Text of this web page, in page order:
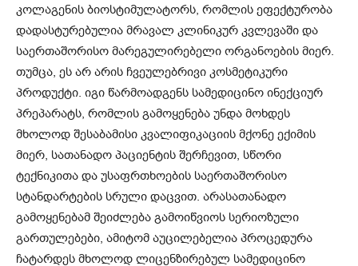
კოლაგენის ბიოსტიმულატორს, რომლის ეფექტურობა
დადასტურებულია მრავალ კლინიკურ კვლევაში და
საერთაშორისო მარეგულირებელი ორგანოების მიერ.
თუმცა, ეს არ არის ჩვეულებრივი კოსმეტიკური
პროდუქტი. იგი წარმოადგენს სამედიცინო ინექციურ
პრეპარატს, რომლის გამოყენება უნდა მოხდეს
მხოლოდ შესაბამისი კვალიფიკაციის მქონე ექიმის
მიერ, სათანადო პაციენტის შერჩევით, სწორი
ტექნიკითა და უსაფრთხოების საერთაშორისო
სტანდარტების სრული დაცვით. არასათანადო
გამოყენებამ შეიძლება გამოიწვიოს სერიოზული
გართულებები, ამიტომ აუცილებელია პროცედურა
ჩატარდეს მხოლოდ ლიცენზირებულ სამედიცინო